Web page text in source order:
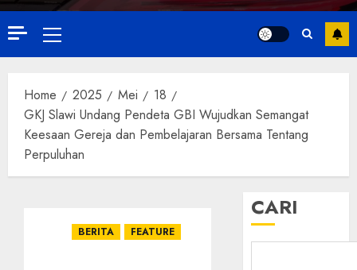
Primary
Menu
Home 2025 Mei
18
GKJ Slawi Undang Pendeta GBI Wujudkan Semangat
Keesaan Gereja dan Pembelajaran Bersama Tentang
Perpuluhan
BERITA FEATURE
CARI